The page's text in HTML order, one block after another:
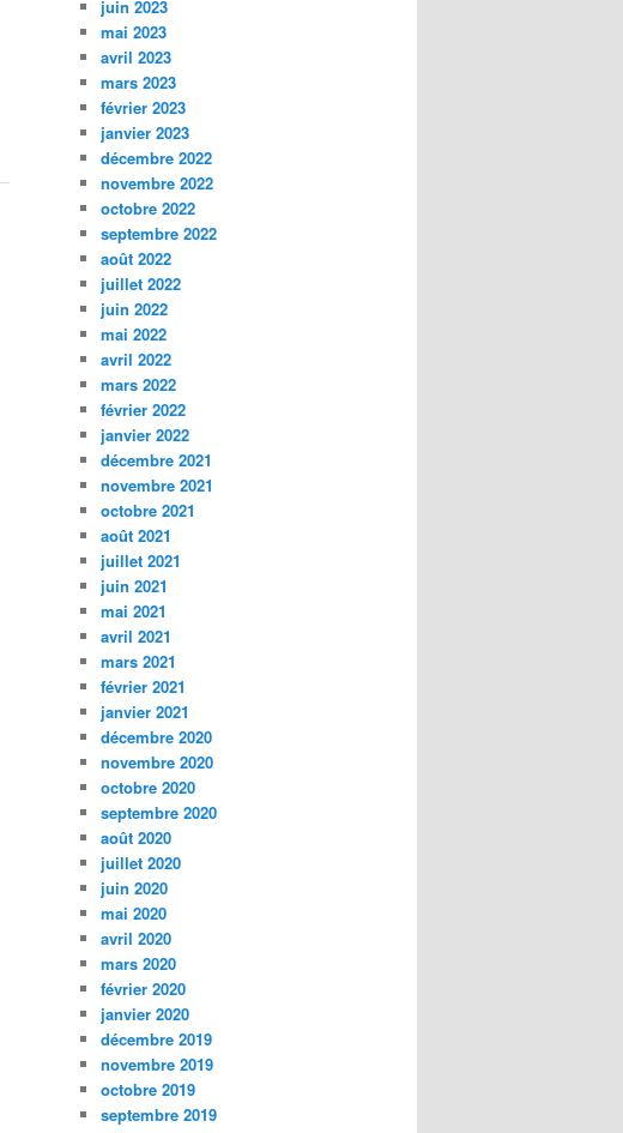
juin 2023
mai 2023
avril 2023
mars 2023
février 2023
janvier 2023
décembre 2022
novembre 2022
octobre 2022
septembre 2022
août 2022
juillet 2022
juin 2022
mai 2022
avril 2022
mars 2022
février 2022
janvier 2022
décembre 2021
novembre 2021
octobre 2021
août 2021
juillet 2021
juin 2021
mai 2021
avril 2021
mars 2021
février 2021
janvier 2021
décembre 2020
novembre 2020
octobre 2020
septembre 2020
août 2020
juillet 2020
juin 2020
mai 2020
avril 2020
mars 2020
février 2020
janvier 2020
décembre 2019
novembre 2019
octobre 2019
septembre 2019